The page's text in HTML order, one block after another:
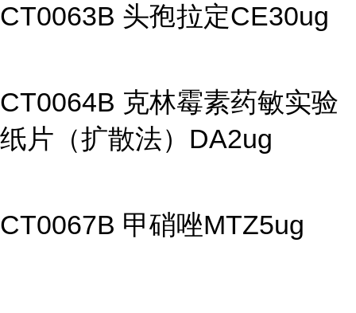
CT0063B 头孢拉定CE30ug
CT0064B 克林霉素药敏实验
纸片（扩散法）DA2ug
CT0067B 甲硝唑MTZ5ug